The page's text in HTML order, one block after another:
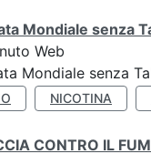
Mondiale senza
Web
Mondiale senza
NICOTINA
CONTRO IL